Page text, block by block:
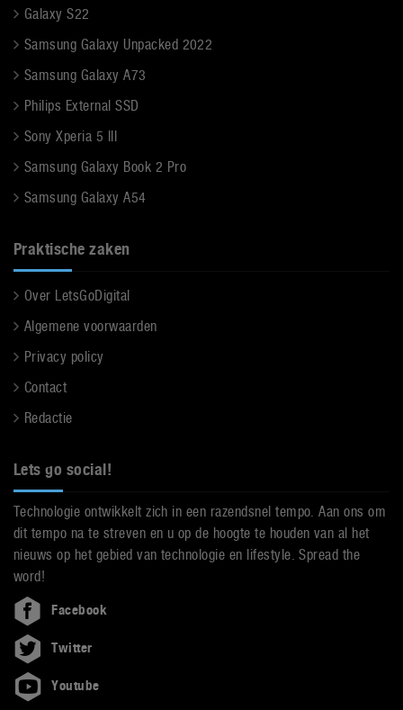
Galaxy S22
Samsung Galaxy Unpacked 2022
Samsung Galaxy A73
Philips External SSD
Sony Xperia 5 III
Samsung Galaxy Book 2 Pro
Samsung Galaxy A54
Praktische zaken
Over LetsGoDigital
Algemene voorwaarden
Privacy policy
Contact
Redactie
Lets go social!
Technologie ontwikkelt zich in een razendsnel tempo. Aan ons om
dit tempo na te streven en u op de hoogte te houden van al het
nieuws op het gebied van technologie en lifestyle. Spread the
word!
Facebook
Twitter
Youtube